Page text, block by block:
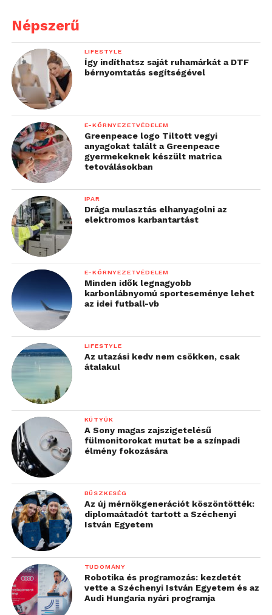
Népszerű
LIFESTYLE
Így indíthatsz saját ruhamárkát a DTF
bérnyomtatás segítségével
E-KÖRNYEZETVÉDELEM
Greenpeace logo Tiltott vegyi
anyagokat talált a Greenpeace
gyermekeknek készült matrica
tetoválásokban
IPAR
Drága mulasztás elhanyagolni az
elektromos karbantartást
E-KÖRNYEZETVÉDELEM
Minden idők legnagyobb
karbonlábnyomú sporteseménye lehet
az idei futball-vb
LIFESTYLE
Az utazási kedv nem csökken, csak
átalakul
KÜTYÜK
A Sony magas zajszigetelésű
fülmonitorokat mutat be a színpadi
élmény fokozására
BÜSZKESÉG
Az új mérnökgenerációt köszöntötték:
diplomaátadót tartott a Széchenyi
István Egyetem
TUDOMÁNY
Robotika és programozás: kezdetét
vette a Széchenyi István Egyetem és az
Audi Hungaria nyári programja